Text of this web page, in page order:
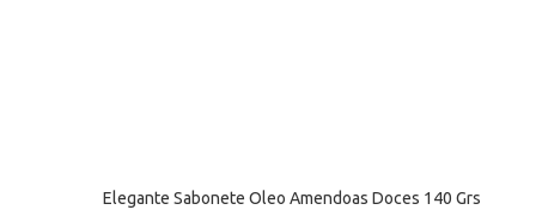
Elegante Sabonete Oleo Amendoas Doces 140 Grs